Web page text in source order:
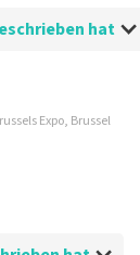
hat
Expo, Brussel